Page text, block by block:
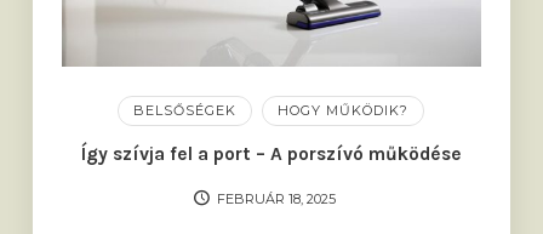
BELSŐSÉGEK HOGY MŰKÖDIK?
Így szívja fel a port – A porszívó működése
FEBRUÁR 18, 2025